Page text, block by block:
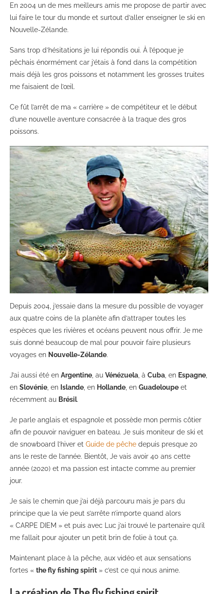
En 2004 un de mes meilleurs amis me propose de partir avec
lui faire le tour du monde et surtout d’aller enseigner le ski en
Nouvelle-Zélande.
Sans trop d’hésitations je lui répondis oui. À l’époque je
pêchais énormément car j’étais à fond dans la compétition
mais déjà les gros poissons et notamment les grosses truites
me faisaient de l’œil.
Ce fût l’arrêt de ma « carrière » de compétiteur et le début
d’une nouvelle aventure consacrée à la traque des gros
poissons.
Depuis 2004, j’essaie dans la mesure du possible de voyager
aux quatre coins de la planète afin d’attraper toutes les
espèces que les rivières et océans peuvent nous offrir. Je me
suis donné beaucoup de mal pour pouvoir faire plusieurs
voyages en Nouvelle-Zélande.
J’ai aussi été en Argentine, au Vénézuela, à Cuba, en Espagne,
en Slovénie, en Islande, en Hollande, en Guadeloupe et
récemment au Brésil.
Je parle anglais et espagnole et possède mon permis côtier
afin de pouvoir naviguer en bateau. Je suis moniteur de ski et
de snowboard l’hiver et Guide de pêche depuis presque 20
ans le reste de l’année. Bientôt, Je vais avoir 40 ans cette
année (2020) et ma passion est intacte comme au premier
jour.
Je sais le chemin que j’ai déjà parcouru mais je pars du
principe que la vie peut s’arrête n’importe quand alors
« CARPE DIEM » et puis avec Luc j’ai trouvé le partenaire qu’il
me fallait pour ajouter un petit brin de folie à tout ça.
Maintenant place à la pêche, aux vidéo et aux sensations
fortes « the fly fishing spirit » c’est ce qui nous anime.